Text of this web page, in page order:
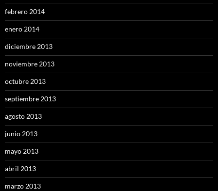
febrero 2014
enero 2014
diciembre 2013
noviembre 2013
octubre 2013
septiembre 2013
agosto 2013
junio 2013
mayo 2013
abril 2013
marzo 2013